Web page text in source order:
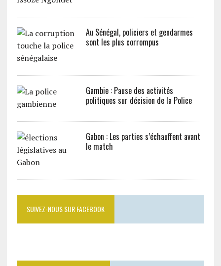
Au Sénégal, policiers et gendarmes
sont les plus corrompus
Gambie : Pause des activités
politiques sur décision de la Police
Gabon : Les parties s’échauffent avant
le match
SUIVEZ-NOUS SUR FACEBOOK